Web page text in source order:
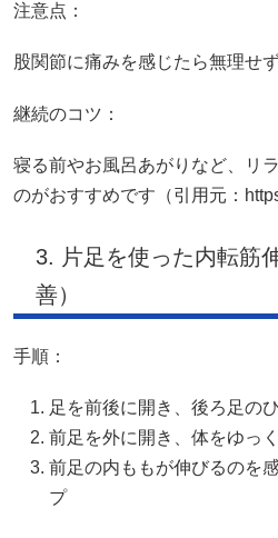
注意点：
股関節に痛みを感じたら無理せ
継続のコツ：
寝る前やお風呂あがりなど、リ
のがおすすめです（引用元：
3. 片足を使った内転筋
善）
手順：
足を前後に開き、後ろ足の
前足を外に開き、体をゆっ
前足の内ももが伸びるのを
プ